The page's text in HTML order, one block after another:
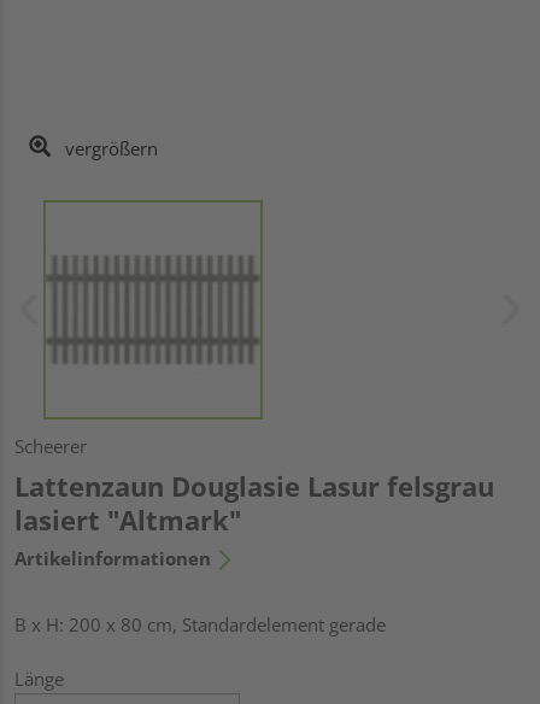
vergrößern
Scheerer
Lattenzaun Douglasie Lasur felsgrau
lasiert "Altmark"
Artikelinformationen
B x H: 200 x 80 cm, Standardelement gerade
Länge